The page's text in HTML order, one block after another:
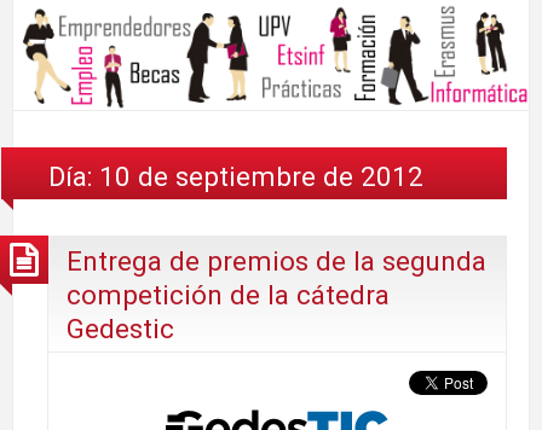
Día: 10 de septiembre de 2012
Entrega de premios de la segunda
competición de la cátedra
Gedestic